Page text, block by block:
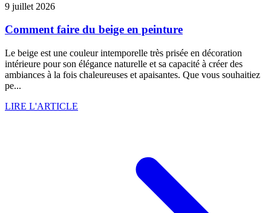
9 juillet 2026
Comment faire du beige en peinture
Le beige est une couleur intemporelle très prisée en décoration
intérieure pour son élégance naturelle et sa capacité à créer des
ambiances à la fois chaleureuses et apaisantes. Que vous souhaitiez
pe...
LIRE L'ARTICLE